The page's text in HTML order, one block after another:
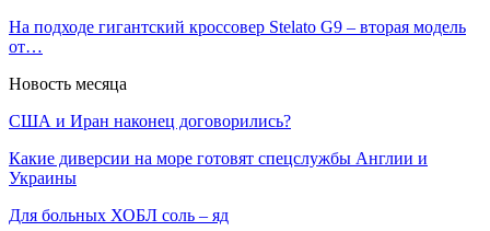
На подходе гигантский кроссовер Stelato G9 – вторая модель
от…
Новость месяца
США и Иран наконец договорились?
Какие диверсии на море готовят спецслужбы Англии и
Украины
Для больных ХОБЛ соль – яд